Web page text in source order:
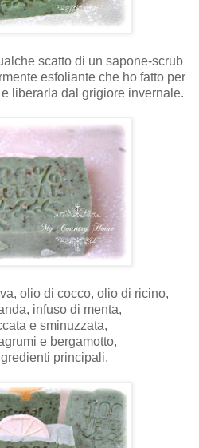
scatto di un sapone-scrub
esfoliante che ho fatto per
liberarla dal grigiore invernale.
olio di cocco, olio di ricino,
infuso di menta,
e sminuzzata,
e bergamotto,
principali.